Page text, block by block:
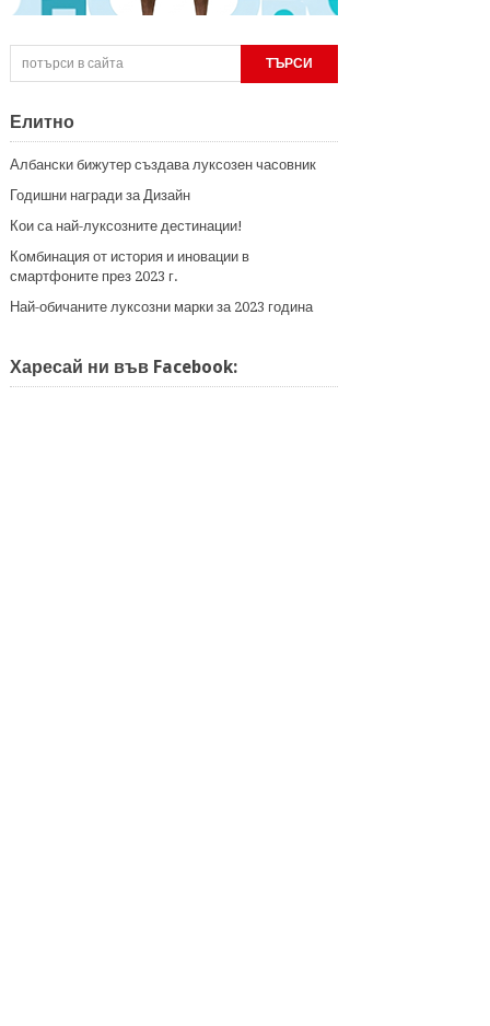
Елитно
Албански бижутер създава луксозен часовник
Годишни награди за Дизайн
Кои са най-луксозните дестинации!
Комбинация от история и иновации в
смартфоните през 2023 г.
Най-обичаните луксозни марки за 2023 година
Харесай ни във Facebook: